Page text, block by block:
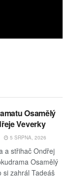
Osamělý
Veverky
5 SRPNA, 2026
a střihač Ondřej
Osamělý
si zahrál Tadeáš